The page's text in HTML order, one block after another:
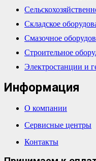
Складское
Смазочное
Строительное
Электростанции и
Информация
О компании
Сервисные центры
Контакты